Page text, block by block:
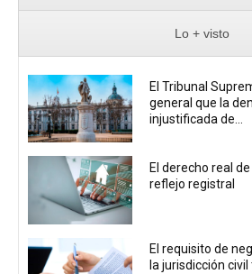
Lo + visto
El Tribunal
general que la
injustificada de...
El derecho real
reflejo registral
El requisito de
la jurisdicción civil